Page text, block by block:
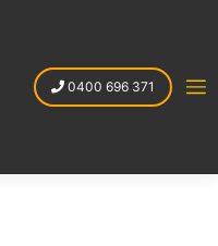
0400 696 371